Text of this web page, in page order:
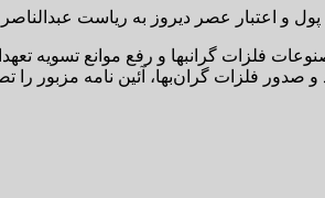
و اعتبار عصر دیروز به ریاست
گرانبها و رفع موانع تسویه
و صدور فلزات گران‌بها، آئین نامه مزبور را